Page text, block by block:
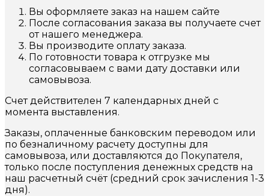
Вы оформляете заказ на нашем сайте
После согласования заказа вы получаете счет
от нашего менеджера.
Вы производите оплату заказа.
По готовности товара к отгрузке мы
согласовываем с вами дату доставки или
самовывоза.
Счет действителен 7 календарных дней с
момента выставления.
Заказы, оплаченные банковским переводом или
по безналичному расчету доступны для
самовывоза, или доставляются до Покупателя,
только после поступления денежных средств на
наш расчетный счёт (средний срок зачисления 1-3
дня).